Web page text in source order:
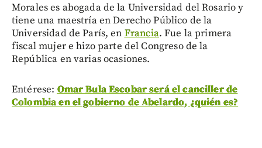
Morales es abogada de la Universidad del Rosario y
tiene una maestría en Derecho Público de la
Universidad de París, en Francia. Fue la primera
fiscal mujer e hizo parte del Congreso de la
República en varias ocasiones.
Entérese: Omar Bula Escobar será el canciller de
Colombia en el gobierno de Abelardo, ¿quién es?